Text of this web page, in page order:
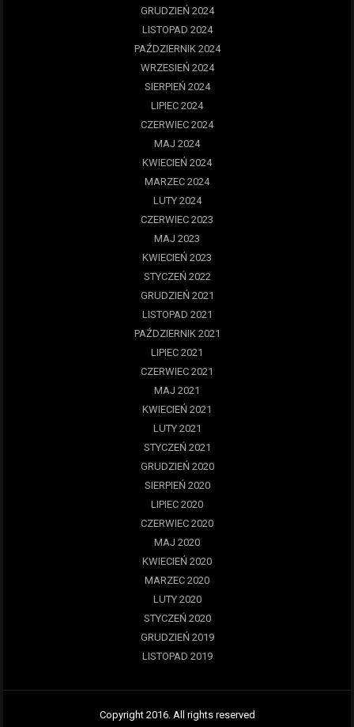
GRUDZIEŃ 2024
LISTOPAD 2024
PAŹDZIERNIK 2024
WRZESIEŃ 2024
SIERPIEŃ 2024
LIPIEC 2024
CZERWIEC 2024
MAJ 2024
KWIECIEŃ 2024
MARZEC 2024
LUTY 2024
CZERWIEC 2023
MAJ 2023
KWIECIEŃ 2023
STYCZEŃ 2022
GRUDZIEŃ 2021
LISTOPAD 2021
PAŹDZIERNIK 2021
LIPIEC 2021
CZERWIEC 2021
MAJ 2021
KWIECIEŃ 2021
LUTY 2021
STYCZEŃ 2021
GRUDZIEŃ 2020
SIERPIEŃ 2020
LIPIEC 2020
CZERWIEC 2020
MAJ 2020
KWIECIEŃ 2020
MARZEC 2020
LUTY 2020
STYCZEŃ 2020
GRUDZIEŃ 2019
LISTOPAD 2019
Copyright 2016. All rights reserved